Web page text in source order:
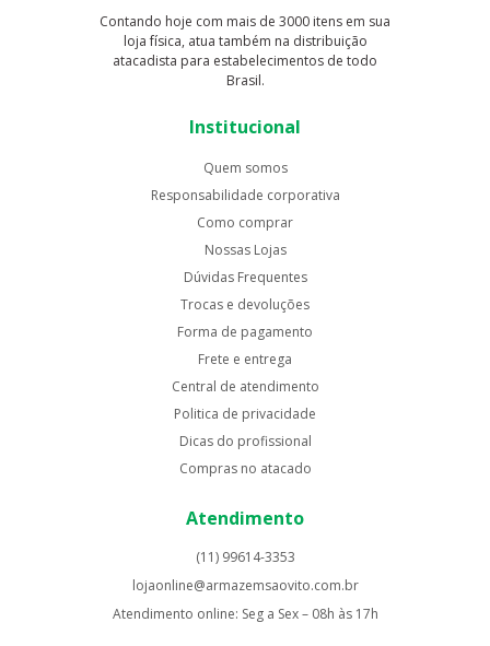
Contando hoje com mais de 3000 itens em sua
loja física, atua também na distribuição
atacadista para estabelecimentos de todo
Brasil.
Institucional
Quem somos
Responsabilidade corporativa
Como comprar
Nossas Lojas
Dúvidas Frequentes
Trocas e devoluções
Forma de pagamento
Frete e entrega
Central de atendimento
Politica de privacidade
Dicas do profissional
Compras no atacado
Atendimento
(11) 99614-3353
lojaonline@armazemsaovito.com.br
Atendimento online: Seg a Sex – 08h às 17h